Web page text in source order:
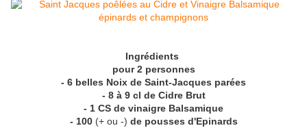
Ingrédients
pour 2 personnes
- 6 belles Noix de Saint-Jacques parées
- 8 à 9 cl de Cidre Brut
- 1 CS de vinaigre Balsamique
- 100(+ ou -) de pousses d'Epinards